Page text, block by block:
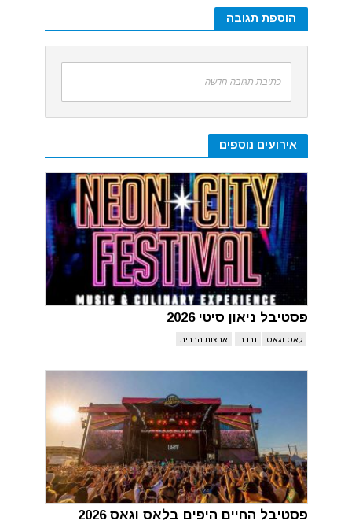
הוספת תגובה
כתיבת תגובה חדשה
אירועים נוספים
פסטיבל ניאון סיטי 2026
לאס וגאס נבדה ארצות הברית
פסטיבל החיים היפים בלאס וגאס 2026